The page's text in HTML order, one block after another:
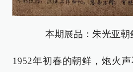
本期展品：朱光亚朝
1952年初春的朝鲜，炮火